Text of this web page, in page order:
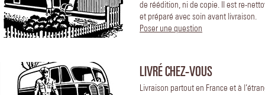
de réédition, ni de copie. Il est re-
et préparé avec soin avant livraison.
Poser une question
LIVRÉ CHEZ-VOUS
Livraison partout en France et à